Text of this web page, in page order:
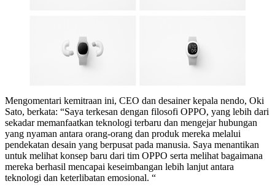
Mengomentari kemitraan ini, CEO dan desainer kepala nendo, Oki
Sato, berkata: “Saya terkesan dengan filosofi OPPO, yang lebih dari
sekadar memanfaatkan teknologi terbaru dan mengejar hubungan
yang nyaman antara orang-orang dan produk mereka melalui
pendekatan desain yang berpusat pada manusia. Saya menantikan
untuk melihat konsep baru dari tim OPPO serta melihat bagaimana
mereka berhasil mencapai keseimbangan lebih lanjut antara
teknologi dan keterlibatan emosional. “